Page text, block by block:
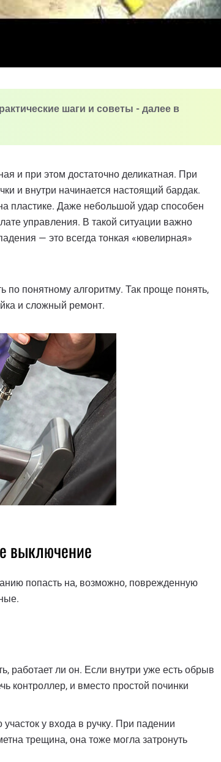
шаги и советы - далее в
и при этом достаточно деликатная. При
и внутри начинается настоящий бардак.
пластике. Даже небольшой удар способен
управления. В такой ситуации важно
— это всегда тонкая «ювелирная»
по понятному алгоритму. Так проще понять,
и сложный ремонт.
выключение
попасть на, возможно, поврежденную
работает ли он. Если внутри уже есть обрыв
контроллер, и вместо простой починки
у входа в ручку. При падении
трещина, она тоже могла затронуть